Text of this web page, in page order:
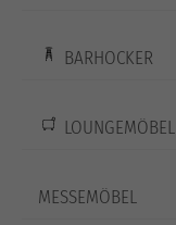
BARHOCKER
LOUNGEMÖBEL
MESSEMÖBEL